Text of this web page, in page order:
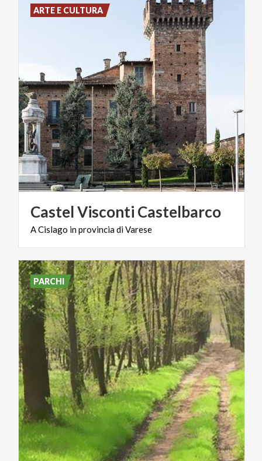
CastelVisconti Castelbarco
ACislago inprovinciadiVarese
ARTE E CULTURA
PARCHI